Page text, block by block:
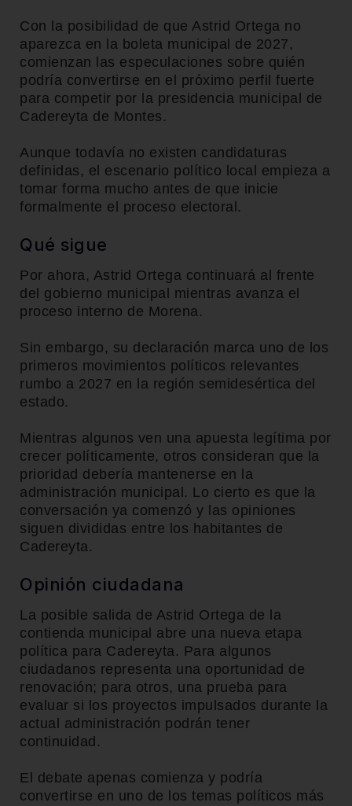
Con la posibilidad de que Astrid Ortega no
aparezca en la boleta municipal de 2027,
comienzan las especulaciones sobre quién
podría convertirse en el próximo perfil fuerte
para competir por la presidencia municipal de
Cadereyta de Montes.
Aunque todavía no existen candidaturas
definidas, el escenario político local empieza a
tomar forma mucho antes de que inicie
formalmente el proceso electoral.
Qué sigue
Por ahora, Astrid Ortega continuará al frente
del gobierno municipal mientras avanza el
proceso interno de Morena.
Sin embargo, su declaración marca uno de los
primeros movimientos políticos relevantes
rumbo a 2027 en la región semidesértica del
estado.
Mientras algunos ven una apuesta legítima por
crecer políticamente, otros consideran que la
prioridad debería mantenerse en la
administración municipal. Lo cierto es que la
conversación ya comenzó y las opiniones
siguen divididas entre los habitantes de
Cadereyta.
Opinión ciudadana
La posible salida de Astrid Ortega de la
contienda municipal abre una nueva etapa
política para Cadereyta. Para algunos
ciudadanos representa una oportunidad de
renovación; para otros, una prueba para
evaluar si los proyectos impulsados durante la
actual administración podrán tener
continuidad.
El debate apenas comienza y podría
convertirse en uno de los temas políticos más